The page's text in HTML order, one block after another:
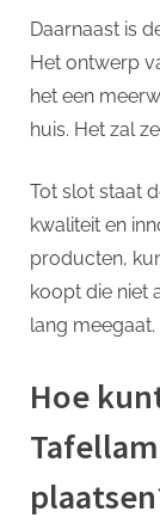
Daarnaast is
Het ontwerp
het een
huis. Het zal
Tot slot staat
kwaliteit en
producten,
koopt die niet
lang meegaat.
Hoe